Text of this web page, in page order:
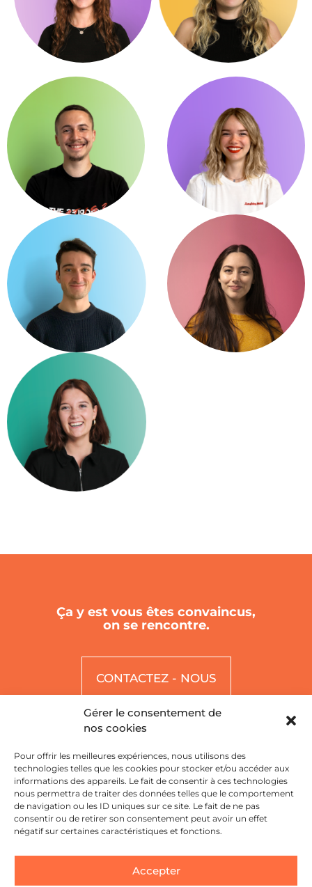
Gérer le consentement de
nos cookies
Pour offrir les meilleures expériences, nous utilisons des
technologies telles que les cookies pour stocker et/ou accéder aux
informations des appareils. Le fait de consentir à ces technologies
nous permettra de traiter des données telles que le comportement
de navigation ou les ID uniques sur ce site. Le fait de ne pas
consentir ou de retirer son consentement peut avoir un effet
négatif sur certaines caractéristiques et fonctions.
Accepter
Ça y est vous êtes convaincus,
on se rencontre.
CONTACTEZ - NOUS
33 Allées Maurice Sarraut,
31300 Toulouse
05 61 59 46 51